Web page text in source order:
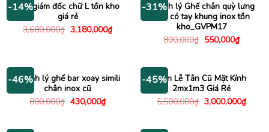
-14%
Bàn giám đốc chữ L tồn kho
giá rẻ
3,680,000₫ Giá
gốc
3,180,000₫Giá
hiện
-31%
Thanh lý Ghế chân quỳ lưng
lưới có tay khung inox tồn
kho_GVPM17
800,000₫ Giá
550,000₫Giá
hiện
-46%
Thanh lý ghế bar xoay simili
chân inox cũ
800,000₫ Giá
430,000₫Giá
hiện
-45%Bàn Lễ Tân Cũ Mặt Kính
2mx1m3 Giá Rẻ
5,500,000₫ Giá
gốc
3,000,000₫Giá
hiện